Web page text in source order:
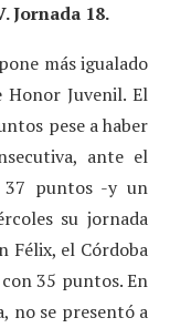
Jornada 18.
más igualado
Honor Juvenil. El
pese a haber
ante el
37 puntos -y un
su jornada
Félix, el Córdoba
35 puntos. En
no se presentó a